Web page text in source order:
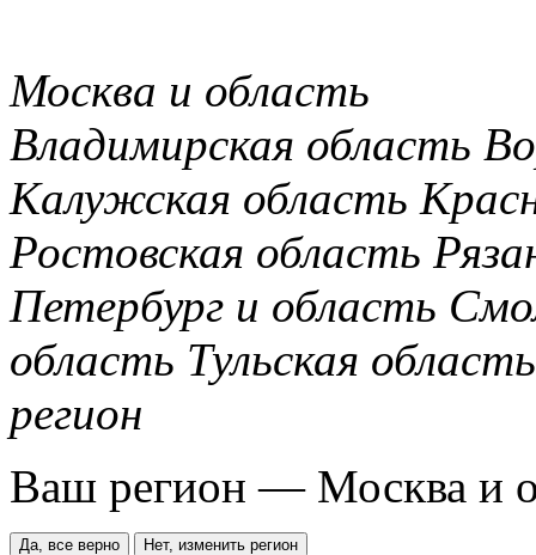
Москва и область
Владимирская область
Калужская область
Ростовская область
Петербург и область
область Тульская область
регион
Ваш регион — Москва и
Да, все верно Нет, изменить регион